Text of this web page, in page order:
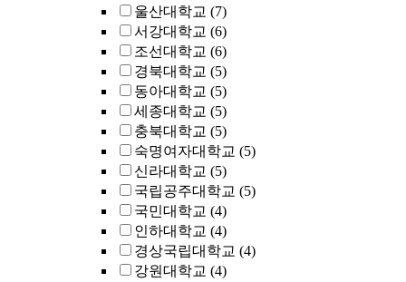
울산대학교 (7)
서강대학교 (6)
조선대학교 (6)
경북대학교 (5)
동아대학교 (5)
세종대학교 (5)
충북대학교 (5)
숙명여자대학교 (5)
신라대학교 (5)
국립공주대학교 (5)
국민대학교 (4)
인하대학교 (4)
경상국립대학교 (4)
강원대학교 (4)